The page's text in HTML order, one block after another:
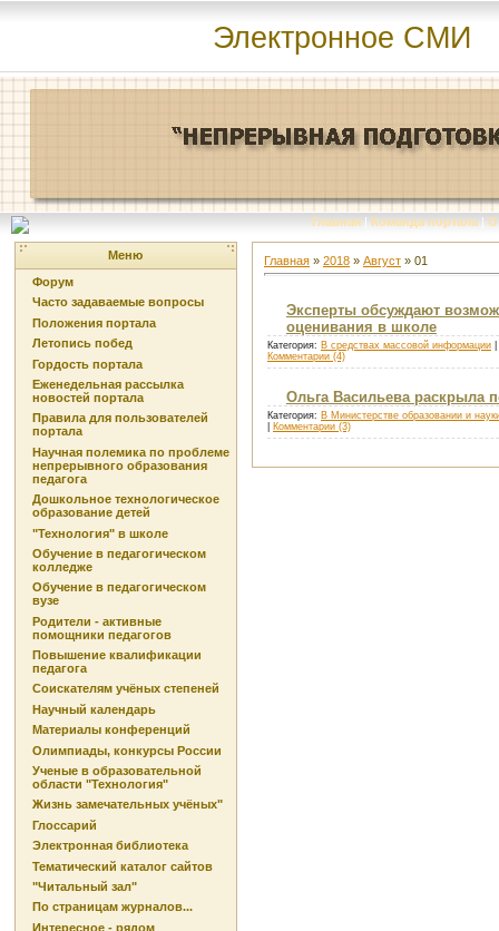
Электронное СМИ
Главная | Команда портала | О
Меню
Форум
Часто задаваемые вопросы
Положения портала
Летопись побед
Гордость портала
Еженедельная рассылка
новостей портала
Правила для пользователей
портала
Научная полемика по проблеме
непрерывного образования
педагога
Дошкольное технологическое
образование детей
"Технология" в школе
Обучение в педагогическом
колледже
Обучение в педагогическом
вузе
Родители - активные
помощники педагогов
Повышение квалификации
педагога
Соискателям учёных степеней
Научный календарь
Материалы конференций
Олимпиады, конкурсы России
Ученые в образовательной
области "Технология"
Жизнь замечательных учёных"
Глоссарий
Электронная библиотека
Тематический каталог сайтов
"Читальный зал"
По страницам журналов...
Интересное - рядом
Главная » 2018 » Август » 01
Эксперты обсуждают
оценивания в школе
Категория: В средствах массовой информации
Комментарии (4)
Ольга Васильева раскрыла
Категория: В Министерстве образовании и
Комментарии (3)